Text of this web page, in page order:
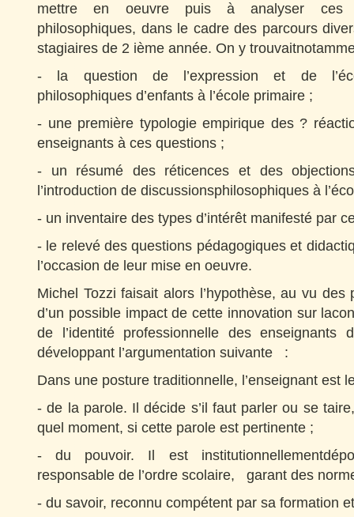
mettre en oeuvre puis à analyser ces
philosophiques, dans le cadre des parcours
stagiaires de 2 ième année. On y
- la question de l’expression et de
philosophiques d’enfants à l’école primaire ;
- une première typologie empirique des ?
enseignants à ces questions ;
- un résumé des réticences et des
l’introduction de discussionsphilosophiques à
- un inventaire des types d’intérêt manifesté par
- le relevé des questions pédagogiques et
l’occasion de leur mise en oeuvre.
Michel Tozzi faisait alors l’hypothèse, au vu des
d’un possible impact de cette innovation sur
de l’identité professionnelle des enseignants
développant l’argumentation suivante
:
Dans une posture traditionnelle, l’enseignant est
- de la parole. Il décide s’il faut parler ou se
quel moment, si cette parole est pertinente ;
- du pouvoir. Il est
responsable de l’ordre scolaire, garant des
- du savoir, reconnu compétent par sa formation